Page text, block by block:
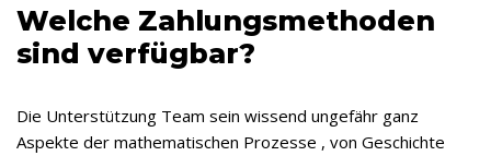
Welche Zahlungsmethoden
sind verfügbar?
Die Unterstützung Team sein wissend ungefähr ganz
Aspekte der mathematischen Prozesse , von Geschichte